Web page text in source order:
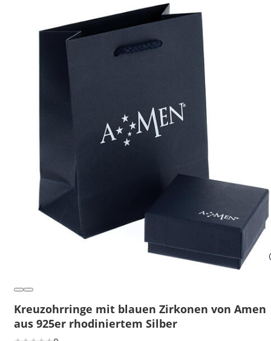
Kreuzohrringe mit blauen Zirkonen von Amen
aus 925er rhodiniertem Silber